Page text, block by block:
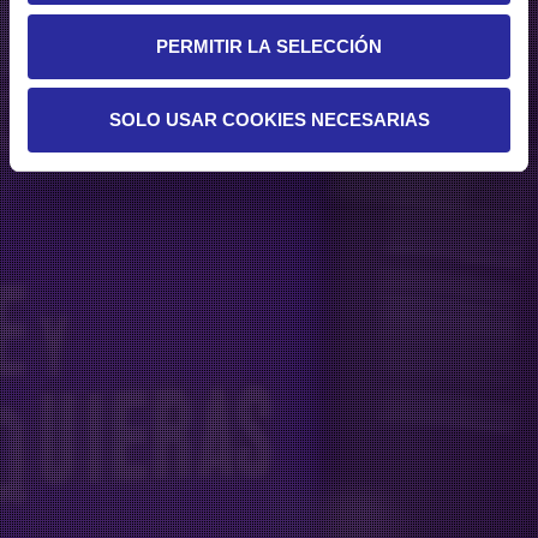
PERMITIR LA SELECCIÓN
SOLO USAR COOKIES NECESARIAS